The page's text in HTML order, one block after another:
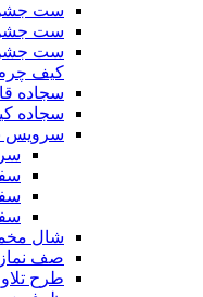
ست جشن
ست جشن
ست جشن
کیف
سجاده
سجاده
سرویس
شال
صف نماز
طرح